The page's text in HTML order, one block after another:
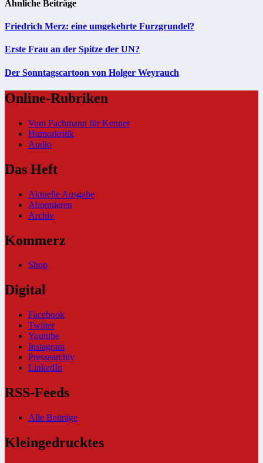
Ähnliche Beiträge
Friedrich Merz: eine umgekehrte Furzgrundel?
Erste Frau an der Spitze der UN?
Der Sonntagscartoon von Holger Weyrauch
Online-Rubriken
Vom Fachmann für Kenner
Humorkritik
Audio
Das Heft
Aktuelle Ausgabe
Abonnieren
Archiv
Kommerz
Shop
Digital
Facebook
Twitter
Youtube
Instagram
Pressearchiv
LinkedIn
RSS-Feeds
Alle Beiträge
Kleingedrucktes